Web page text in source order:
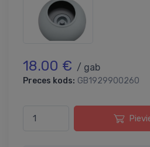
18.00 € / gab
Preces kods: GB1929900260